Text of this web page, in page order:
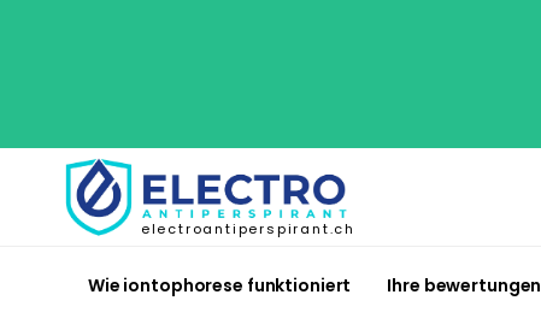
electroantiperspirant.ch
Wie iontophorese funktioniert Ihre bewertungen